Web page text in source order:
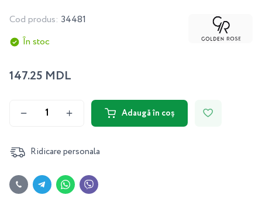
Cod produs: 34481
În stoc
147.25 MDL
Adaugă în coș
Ridicare personala